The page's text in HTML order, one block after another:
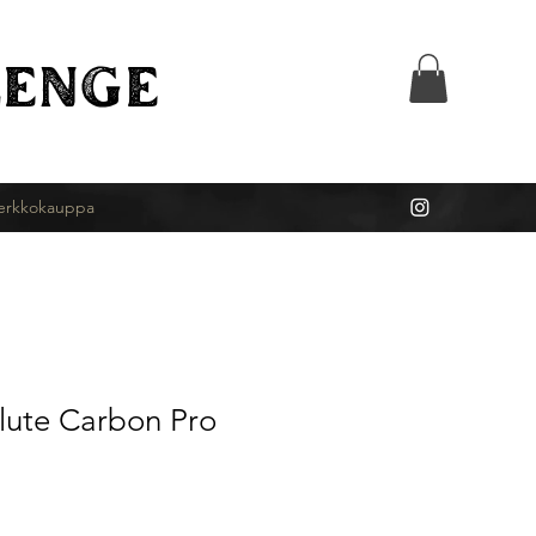
Carbon Pro